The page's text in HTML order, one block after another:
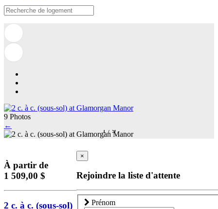
9 Photos
←
1 / 9
À partir de
1 509,00 $
2 c. à c. (sous-sol)
×
Rejoindre la liste d'attente
Prénom